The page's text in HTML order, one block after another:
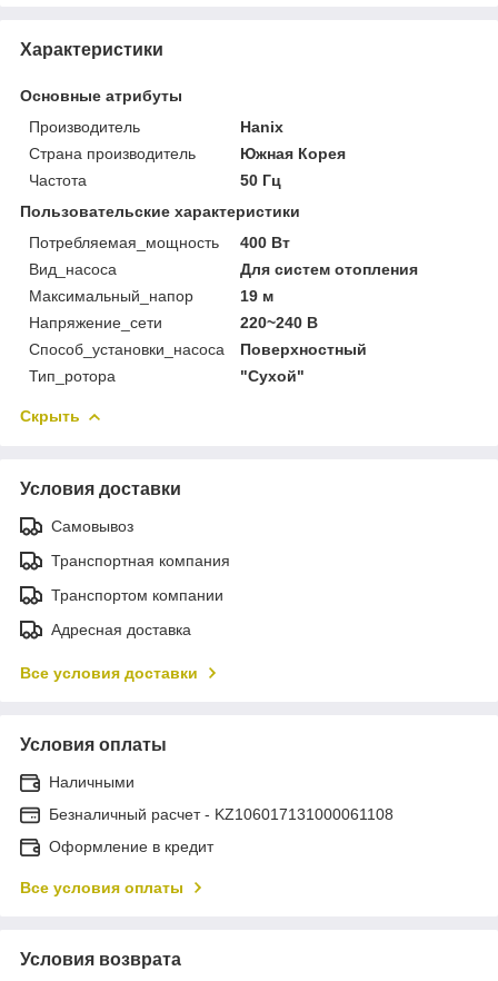
Характеристики
Основные атрибуты
Производитель
Hanix
Страна производитель
Южная Корея
Частота
50 Гц
Пользовательские характеристики
Потребляемая_мощность
400 Вт
Вид_насоса
Для систем отопления
Максимальный_напор
19 м
Напряжение_сети
220~240 В
Способ_установки_насоса
Поверхностный
Тип_ротора
"Сухой"
Скрыть
Условия доставки
Самовывоз
Транспортная компания
Транспортом компании
Адресная доставка
Все условия доставки
Условия оплаты
Наличными
Безналичный расчет - KZ106017131000061108
Оформление в кредит
Все условия оплаты
Условия возврата